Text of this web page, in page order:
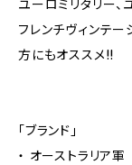
ユーロミリタリー、
フレンチヴィンテー
方にもオススメ!!
「ブランド」
・ オーストラリア軍